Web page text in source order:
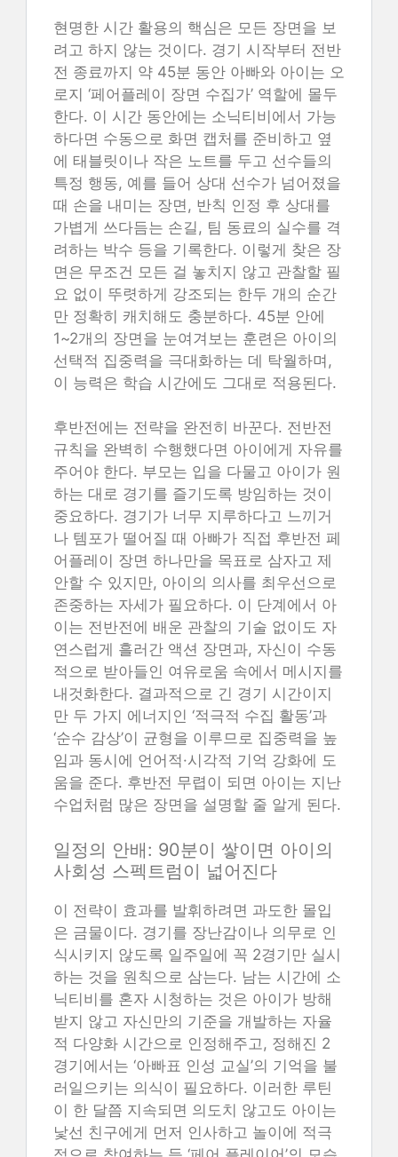
현명한 시간 활용의 핵심은 모든 장면을 보
려고 하지 않는 것이다. 경기 시작부터 전반
전 종료까지 약 45분 동안 아빠와 아이는 오
로지 ‘페어플레이 장면 수집가’ 역할에 몰두
한다. 이 시간 동안에는 소닉티비에서 가능
하다면 수동으로 화면 캡처를 준비하고 옆
에 태블릿이나 작은 노트를 두고 선수들의
특정 행동, 예를 들어 상대 선수가 넘어졌을
때 손을 내미는 장면, 반칙 인정 후 상대를
가볍게 쓰다듬는 손길, 팀 동료의 실수를 격
려하는 박수 등을 기록한다. 이렇게 찾은 장
면은 무조건 모든 걸 놓치지 않고 관찰할 필
요 없이 뚜렷하게 강조되는 한두 개의 순간
만 정확히 캐치해도 충분하다. 45분 안에
1~2개의 장면을 눈여겨보는 훈련은 아이의
선택적 집중력을 극대화하는 데 탁월하며,
이 능력은 학습 시간에도 그대로 적용된다.
후반전에는 전략을 완전히 바꾼다. 전반전
규칙을 완벽히 수행했다면 아이에게 자유를
주어야 한다. 부모는 입을 다물고 아이가 원
하는 대로 경기를 즐기도록 방임하는 것이
중요하다. 경기가 너무 지루하다고 느끼거
나 템포가 떨어질 때 아빠가 직접 후반전 페
어플레이 장면 하나만을 목표로 삼자고 제
안할 수 있지만, 아이의 의사를 최우선으로
존중하는 자세가 필요하다. 이 단계에서 아
이는 전반전에 배운 관찰의 기술 없이도 자
연스럽게 흘러간 액션 장면과, 자신이 수동
적으로 받아들인 여유로움 속에서 메시지를
내것화한다. 결과적으로 긴 경기 시간이지
만 두 가지 에너지인 ‘적극적 수집 활동’과
‘순수 감상’이 균형을 이루므로 집중력을 높
임과 동시에 언어적·시각적 기억 강화에 도
움을 준다. 후반전 무렵이 되면 아이는 지난
수업처럼 많은 장면을 설명할 줄 알게 된다.
일정의 안배: 90분이 쌓이면 아이의
사회성 스펙트럼이 넓어진다
이 전략이 효과를 발휘하려면 과도한 몰입
은 금물이다. 경기를 장난감이나 의무로 인
식시키지 않도록 일주일에 꼭 2경기만 실시
하는 것을 원칙으로 삼는다. 남는 시간에 소
닉티비를 혼자 시청하는 것은 아이가 방해
받지 않고 자신만의 기준을 개발하는 자율
적 다양화 시간으로 인정해주고, 정해진 2
경기에서는 ‘아빠표 인성 교실’의 기억을 불
러일으키는 의식이 필요하다. 이러한 루틴
이 한 달쯤 지속되면 의도치 않고도 아이는
낯선 친구에게 먼저 인사하고 놀이에 적극